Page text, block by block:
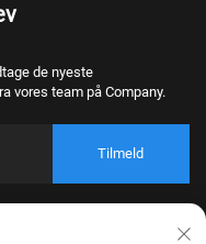
de nyeste
vores team på Company.
Tilmeld